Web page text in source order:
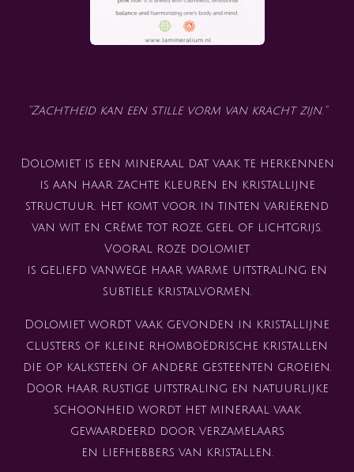
“Zachtheid kan een stille vorm van kracht zijn.”
Dolomiet is een mineraal dat vaak te herkennen
is aan haar zachte kleuren en kristallijne
structuur. Het komt voor in tinten variërend
van wit en crème tot roze, geel of lichtgrijs.
Vooral roze dolomiet
is geliefd vanwege haar warme uitstraling en
subtiele kristalvormen.
Dolomiet wordt vaak gevonden in kristallijne
clusters of kleine rhomboëdrische kristallen
die op kalksteen of andere gesteenten groeien.
Door haar rustige uitstraling en natuurlijke
schoonheid wordt het mineraal vaak
gewaardeerd door verzamelaars
en liefhebbers van kristallen.